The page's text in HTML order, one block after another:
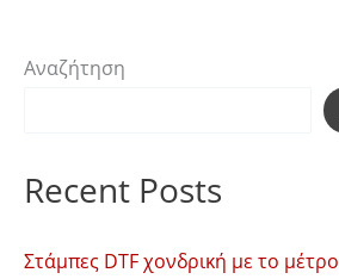
Αναζήτηση
Recent Posts
Στάμπες DTF χονδρική με το μέτρο